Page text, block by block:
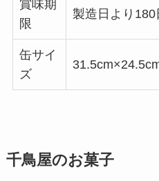
賞味期
限
製造日より180
缶サイ
ズ
千鳥屋のお菓子